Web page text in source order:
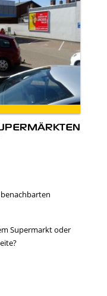
Supermarkt oder